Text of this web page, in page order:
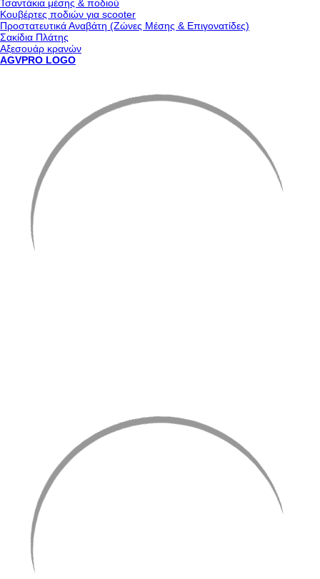
Τσαντάκια μέσης & ποδιού
Κουβέρτες ποδιών για scooter
Προστατευτικά Αναβάτη (Ζώνες Μέσης & Επιγονατίδες)
Σακίδια Πλάτης
Αξεσουάρ κρανών
AGVPRO LOGO